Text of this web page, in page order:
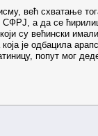
већ схватање
а да се
су већински
је одбацила
попут мог